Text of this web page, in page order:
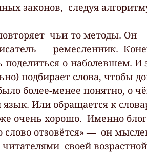
законов,  следуя
чьи-то методы. Он
—  ремесленник.
поделиться-о-наболевшем. И
подбирает слова, чтобы
более-менее понятно, о
язык. Или обращается к
очень хорошо.  Именно
слово отзовётся» —  он
своей